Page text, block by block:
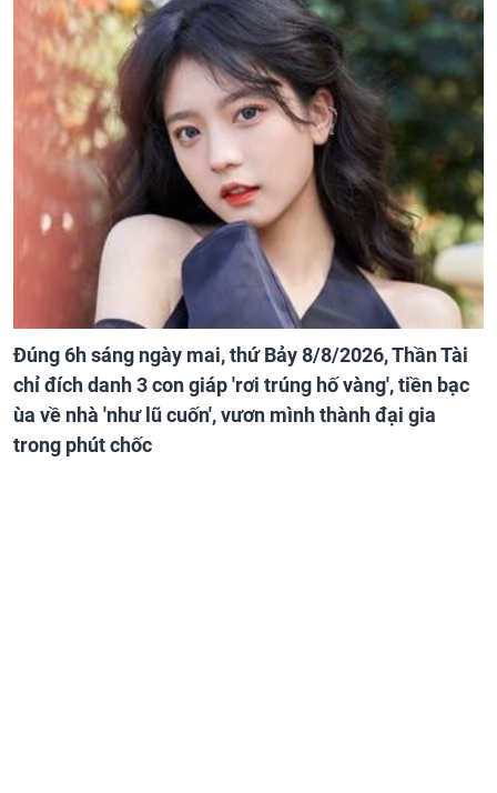
Đúng 6h sáng ngày mai, thứ Bảy 8/8/2026, Thần Tài
chỉ đích danh 3 con giáp 'rơi trúng hố vàng', tiền bạc
ùa về nhà 'như lũ cuốn', vươn mình thành đại gia
trong phút chốc